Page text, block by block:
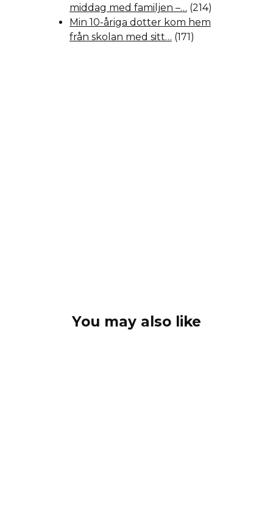
middag med familjen –… (214)
Min 10-åriga dotter kom hem
från skolan med sitt… (171)
You may also like